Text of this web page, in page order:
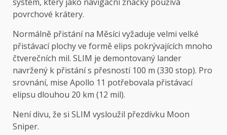
povrchové krátery.
Normálně přistání na Měsíci vyžaduje velmi velké
přistávací plochy ve formě elips pokrývajících mnoho
čtverečních mil. SLIM je demontovaný lander
navržený k přistání s přesností 100 m (330 stop). Pro
srovnání, mise Apollo 11 potřebovala přistávací
elipsu dlouhou 20 km (12 mil).
Není divu, že si SLIM vysloužil přezdívku Moon
Sniper.